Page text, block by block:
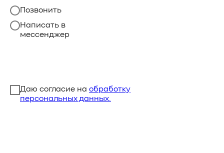
Позвонить
Написать в
мессенджер
Даю согласие на обработку
персональных данных.